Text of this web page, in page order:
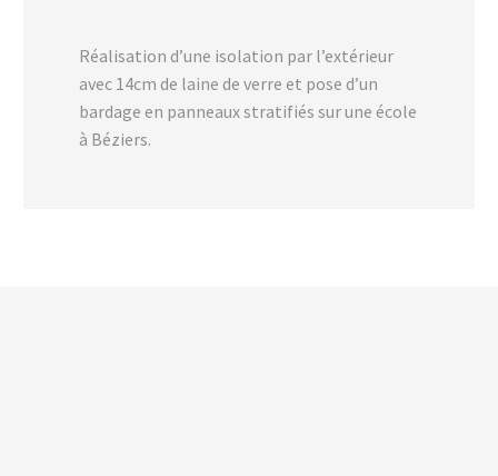
Réalisation d’une isolation par l’extérieur
avec 14cm de laine de verre et pose d’un
bardage en panneaux stratifiés sur une école
à Béziers.